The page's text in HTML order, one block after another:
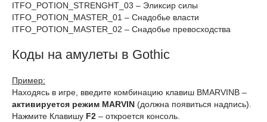
ITFO_POTION_STRENGHT_03 – Эликсир силы
ITFO_POTION_MASTER_01 – Снадобье власти
ITFO_POTION_MASTER_02 – Снадобье превосходства
Коды на амулеты в Gothic
Пример:
Находясь в игре, введите комбинацию клавиш BMARVINB –
активируется режим MARVIN (должна появиться надпись).
Нажмите Клавишу F2 – откроется консоль.